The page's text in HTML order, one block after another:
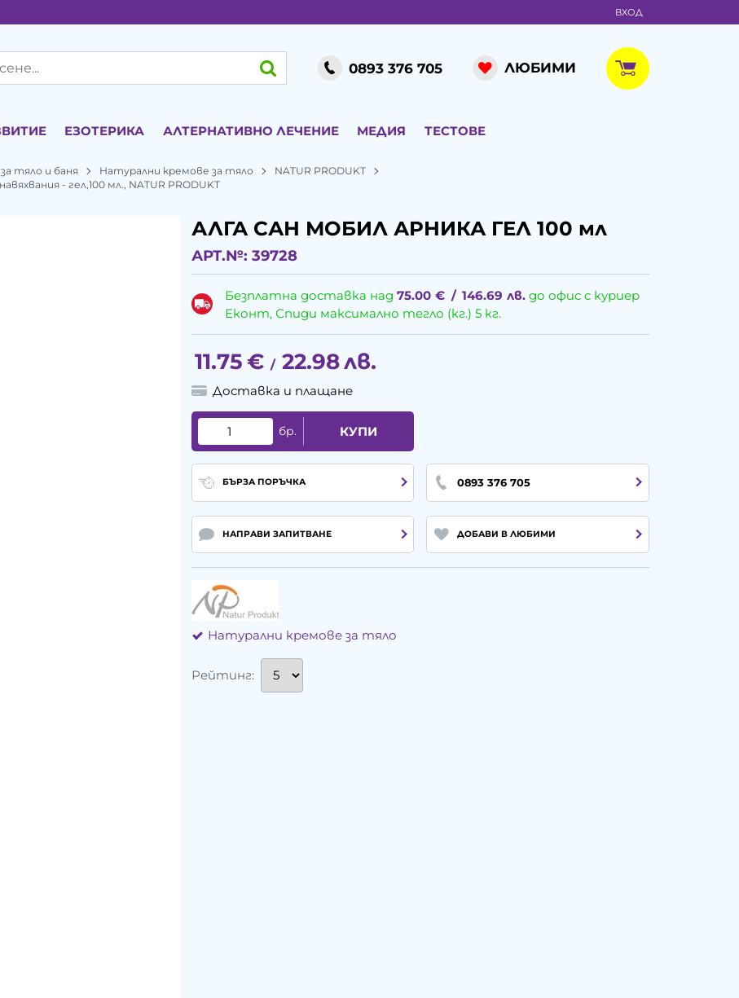
ВХОД
0893 376 705 ЛЮБИМИ
ЕЗОТЕРИКА АЛТЕРНАТИВНО ЛЕЧЕНИЕ МЕДИЯ ТЕСТОВЕ
тяло и баня Натурални кремове за тяло
NATUR PRODUKT
- гел,100 мл., NATUR PRODUKT
АЛГА САН МОБИЛ АРНИКА ГЕЛ 100 мл
АРТ.№: 39728
Безплатна доставка над75.00 € / 146.69 лв. до офис с куриер
Еконт, Спиди максимално тегло (кг.) 5 кг.
11.75€ / 22.98лв.
Доставка и плащане
бр. КУПИ
БЪРЗА ПОРЪЧКА 0893 376 705
НАПРАВИ ЗАПИТВАНЕ ДОБАВИ В ЛЮБИМИ
Натурални кремове за тяло
Рейтинг: